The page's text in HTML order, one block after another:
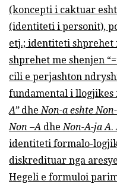
(koncepti i caktuar
(identiteti i personit),
etj.; identiteti shprehet
shprehet me shenjen
cili e perjashton
fundamental i llogjikes
A”dheNon-a eshte
Non –A dhe Non-A-ja A.
identiteti formalo-
diskredituar nga
Hegeli e formuloi